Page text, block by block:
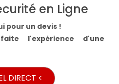
en Ligne
pour un devis !
l'expérience d'une
DIRECT <